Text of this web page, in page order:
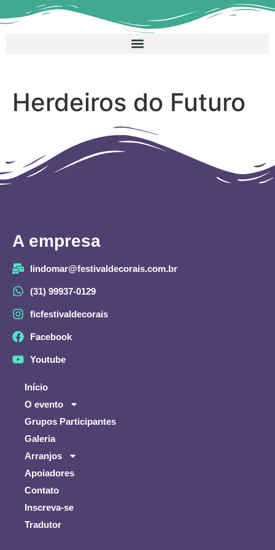
Herdeiros do Futuro
A empresa
lindomar@festivaldecorais.com.br
(31) 99937-0129
ficfestivaldecorais
Facebook
Youtube
Início
O evento
Grupos Participantes
Galeria
Arranjos
Apoiadores
Contato
Inscreva-se
Tradutor